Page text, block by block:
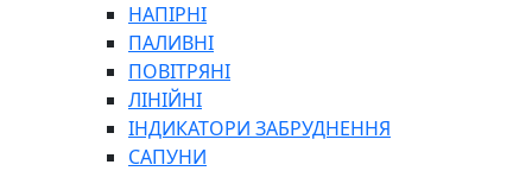
НАПІРНІ
ПАЛИВНІ
ПОВІТРЯНІ
ЛІНІЙНІ
ІНДИКАТОРИ ЗАБРУДНЕННЯ
САПУНИ